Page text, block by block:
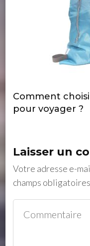
Comment
pour voyager ?
Laisser un
Votre adresse e-
champs